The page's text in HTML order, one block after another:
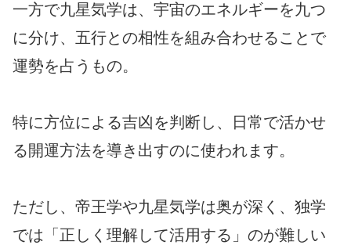
一方で九星気学は、宇宙のエネルギーを九つ
に分け、五行との相性を組み合わせることで
運勢を占うもの。
特に方位による吉凶を判断し、日常で活かせ
る開運方法を導き出すのに使われます。
ただし、帝王学や九星気学は奥が深く、独学
では「正しく理解して活用する」のが難しい